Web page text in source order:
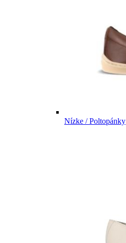
Nízke / Poltopánky